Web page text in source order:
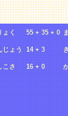
ょく 55 + 35 + 0
じょう 14 + 3
こさ 16 + 0